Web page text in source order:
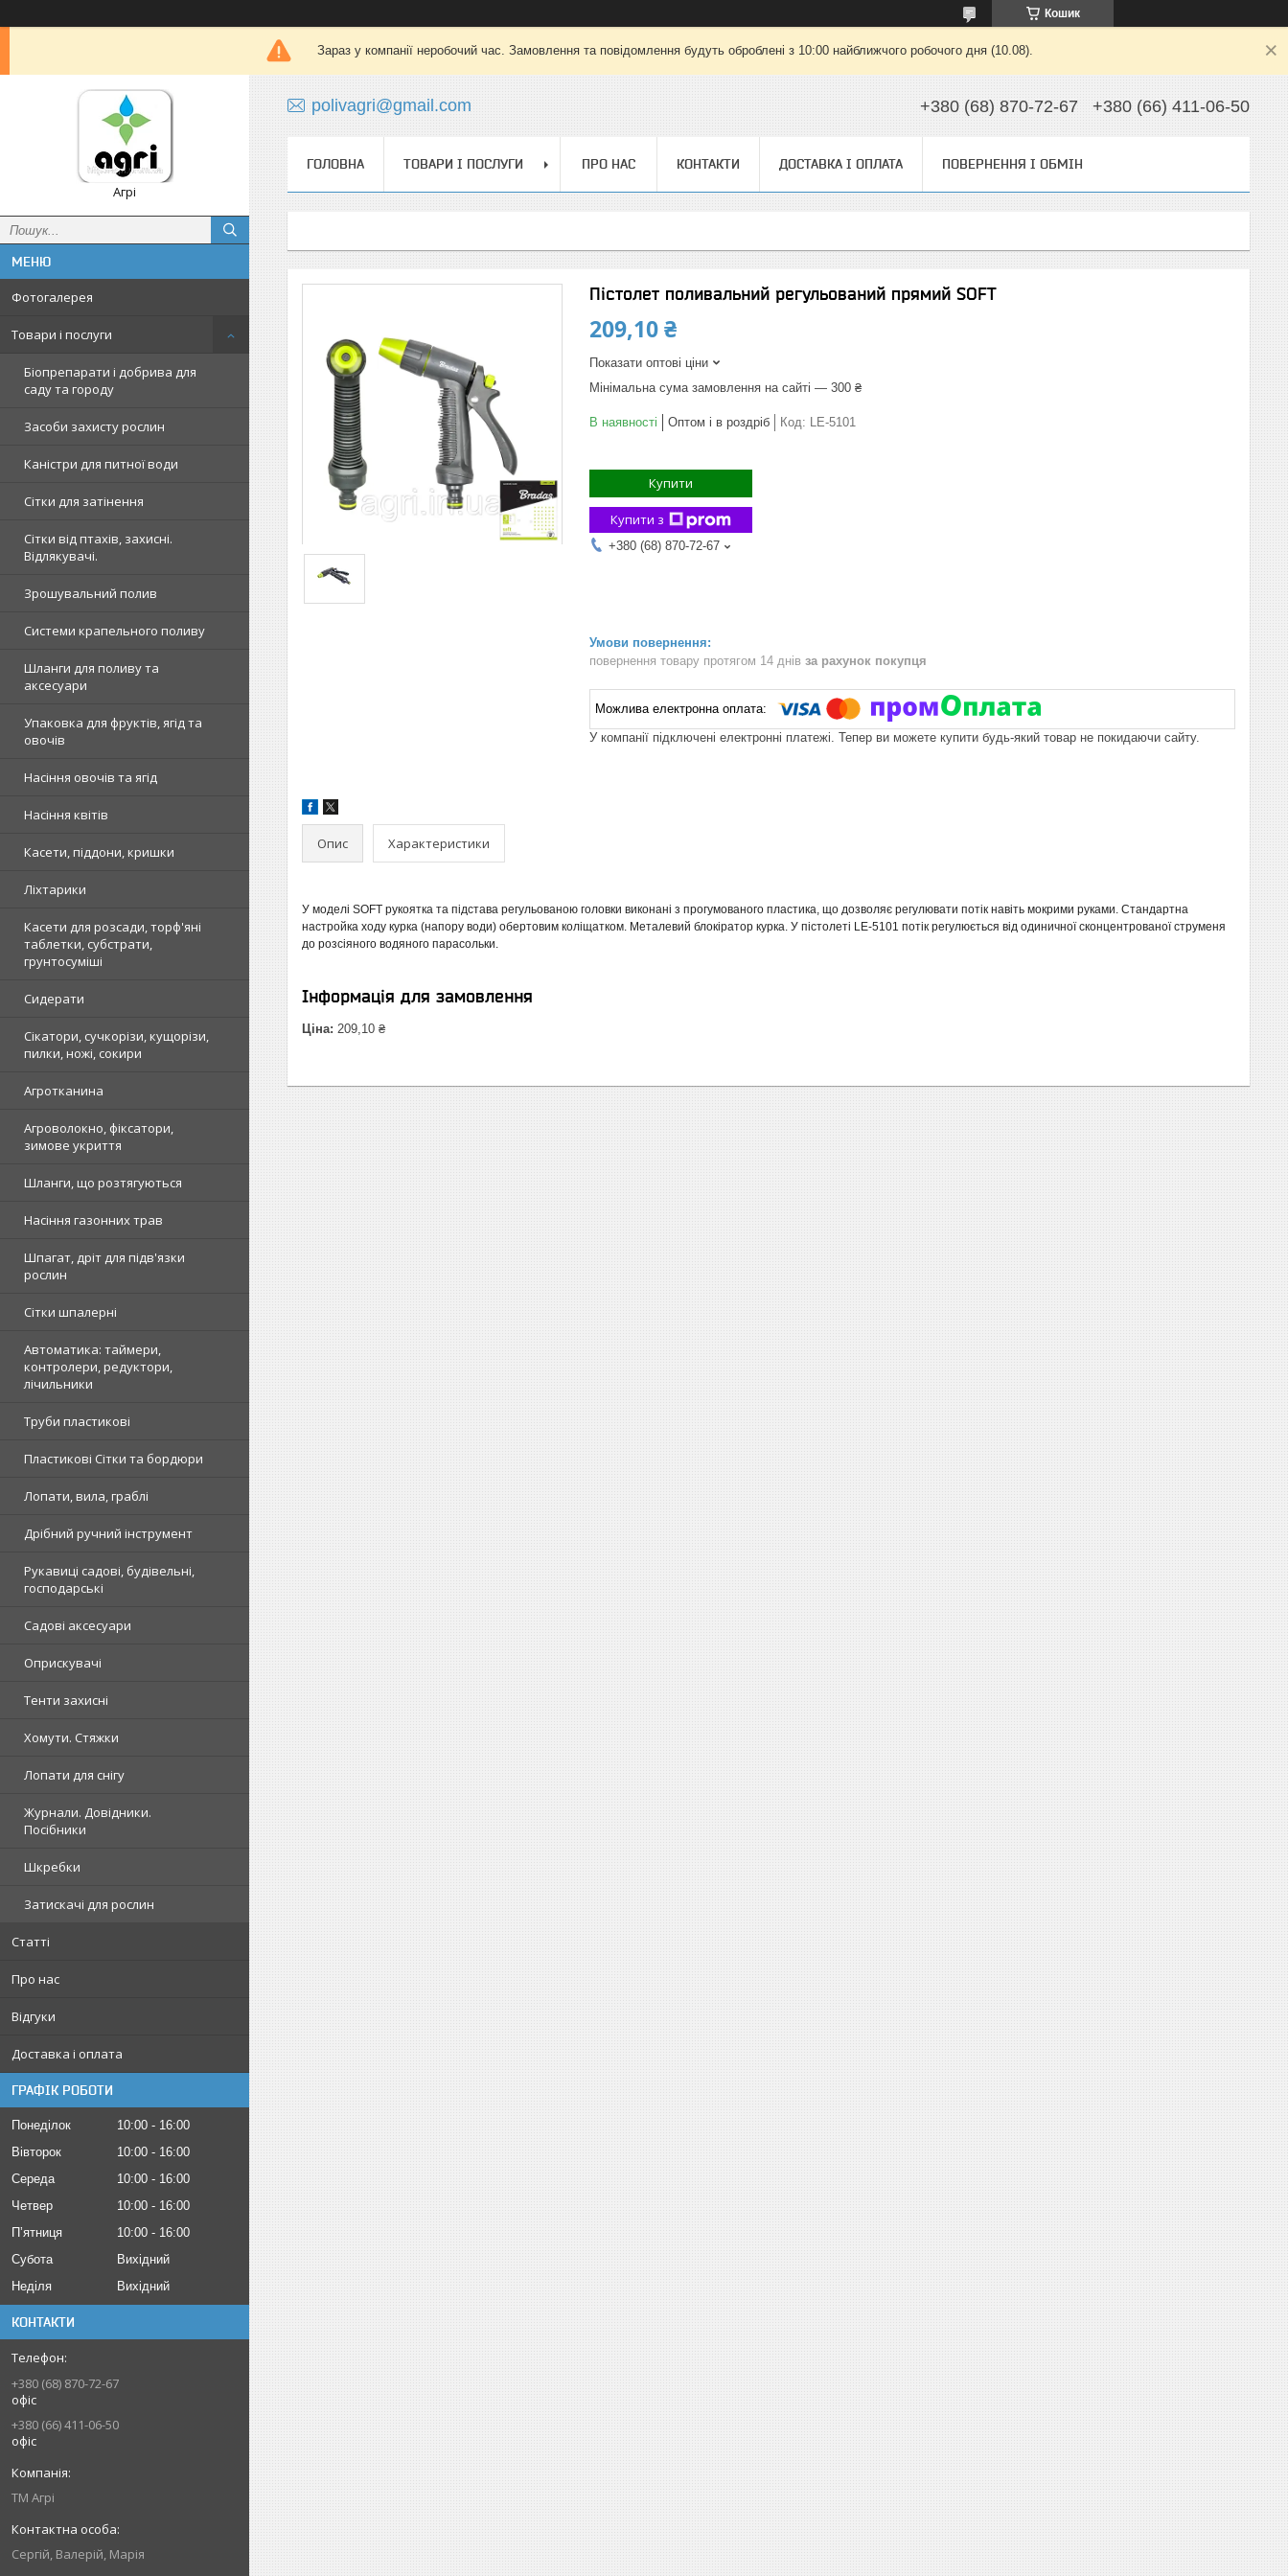
Кошик
Зараз у компанії неробочий час. Замовлення та повідомлення будуть оброблені з 10:00 найближчого робочого дня (10.08).
Агрі
Фотогалерея
Товари і послуги
Біопрепарати і добрива для
саду та городу
Засоби захисту рослин
Каністри для питної води
Сітки для затінення
Сітки від птахів, захисні.
Відлякувачі.
Зрошувальний полив
Системи крапельного поливу
Шланги для поливу та
аксесуари
Упаковка для фруктів, ягід та
овочів
Насіння овочів та ягід
Насіння квітів
Касети, піддони, кришки
Ліхтарики
Касети для розсади, торф'яні
таблетки, субстрати,
грунтосуміші
Сидерати
Сікатори, сучкорізи, кущорізи,
пилки, ножі, сокири
Агротканина
Агроволокно, фіксатори,
зимове укриття
Шланги, що розтягуються
Насіння газонних трав
Шпагат, дріт для підв'язки
рослин
Сітки шпалерні
Автоматика: таймери,
контролери, редуктори,
лічильники
Труби пластикові
Пластикові Сітки та бордюри
Лопати, вила, граблі
Дрібний ручний інструмент
Рукавиці садові, будівельні,
господарські
Садові аксесуари
Оприскувачі
Тенти захисні
Хомути. Стяжки
Лопати для снігу
Журнали. Довідники.
Посібники
Шкребки
Затискачі для рослин
Статті
Про нас
Відгуки
Доставка і оплата
ГРАФІК РОБОТИ
Понеділок 10:00
16:00
Вівторок
10:00
16:00
Середа
10:00
16:00
Четвер
10:00
16:00
Пʼятниця
10:00
16:00
Субота
Вихідний
Неділя
Вихідний
КОНТАКТИ
+380 (68) 870-72-67
офіс
+380 (66) 411-06-50
офіс
ТМ Агрі
Сергій, Валерій, Марія
polivagri@gmail.com +380 (68) 870-72-67 +380 (66) 411-06-50
ГОЛОВНА ТОВАРИ І ПОСЛУГИ ПРО НАС КОНТАКТИ ДОСТАВКА І ОПЛАТА ПОВЕРНЕННЯ І ОБМІН
Пістолет поливальний регульований прямий SOFT
209,10 ₴
Показати оптові ціни
Мінімальна сума замовлення на сайті — 300 ₴
В наявності Оптом і в роздріб Код: LE-5101
Купити
Купити з
+380 (68) 870-72-67
повернення товару протягом 14 днів за рахунок покупця
У компанії підключені електронні платежі. Тепер ви можете купити будь-який товар не покидаючи сайту.
Опис Характеристики
У моделі SOFT рукоятка та підстава регульованою головки виконані з прогумованого пластика, що дозволяє регулювати потік навіть мокрими руками. Стандартна
настройка ходу курка (напору води) обертовим коліщатком. Металевий блокіратор курка. У пістолеті LE-5101 потік регулюється від одиничної сконцентрованої струменя
до розсіяного водяного парасольки.
Інформація для замовлення
Ціна: 209,10 ₴